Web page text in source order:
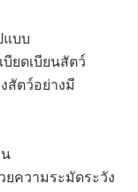
แบบ
ยดเบียนสัตว์
สัตว์อย่างมี
ความระมัดระวัง